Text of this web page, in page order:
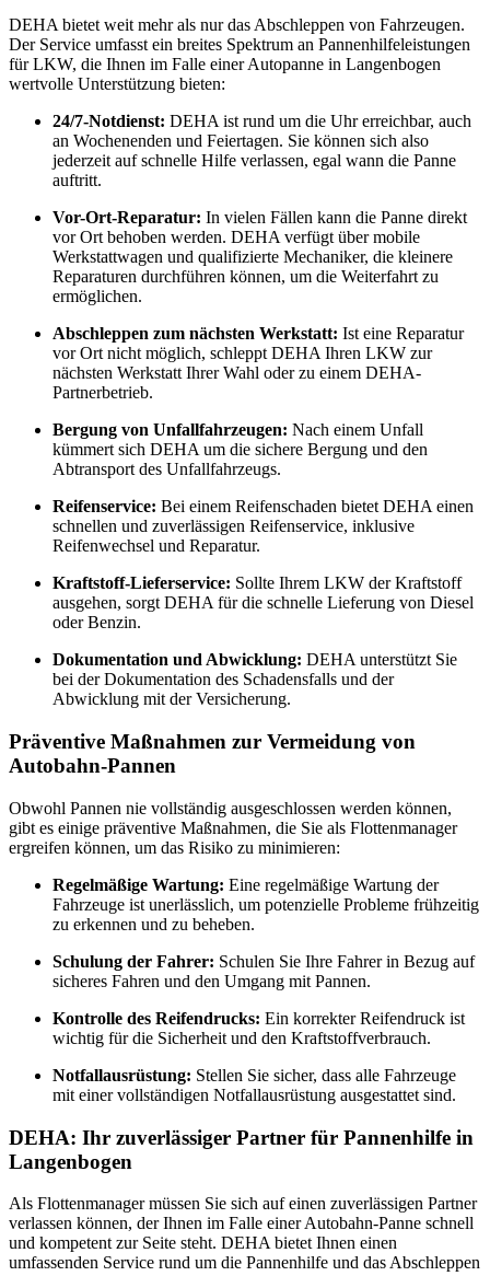
DEHA bietet weit mehr als nur das Abschleppen von Fahrzeugen.
Der Service umfasst ein breites Spektrum an Pannenhilfeleistungen
für LKW, die Ihnen im Falle einer Autopanne in Langenbogen
wertvolle Unterstützung bieten:
24/7-Notdienst: DEHA ist rund um die Uhr erreichbar, auch
an Wochenenden und Feiertagen. Sie können sich also
jederzeit auf schnelle Hilfe verlassen, egal wann die Panne
auftritt.
Vor-Ort-Reparatur: In vielen Fällen kann die Panne direkt
vor Ort behoben werden. DEHA verfügt über mobile
Werkstattwagen und qualifizierte Mechaniker, die kleinere
Reparaturen durchführen können, um die Weiterfahrt zu
ermöglichen.
Abschleppen zum nächsten Werkstatt: Ist eine Reparatur
vor Ort nicht möglich, schleppt DEHA Ihren LKW zur
nächsten Werkstatt Ihrer Wahl oder zu einem DEHA-
Partnerbetrieb.
Bergung von Unfallfahrzeugen: Nach einem Unfall
kümmert sich DEHA um die sichere Bergung und den
Abtransport des Unfallfahrzeugs.
Reifenservice: Bei einem Reifenschaden bietet DEHA einen
schnellen und zuverlässigen Reifenservice, inklusive
Reifenwechsel und Reparatur.
Kraftstoff-Lieferservice: Sollte Ihrem LKW der Kraftstoff
ausgehen, sorgt DEHA für die schnelle Lieferung von Diesel
oder Benzin.
Dokumentation und Abwicklung: DEHA unterstützt Sie
bei der Dokumentation des Schadensfalls und der
Abwicklung mit der Versicherung.
Präventive Maßnahmen zur Vermeidung von
Autobahn-Pannen
Obwohl Pannen nie vollständig ausgeschlossen werden können,
gibt es einige präventive Maßnahmen, die Sie als Flottenmanager
ergreifen können, um das Risiko zu minimieren:
Regelmäßige Wartung: Eine regelmäßige Wartung der
Fahrzeuge ist unerlässlich, um potenzielle Probleme frühzeitig
zu erkennen und zu beheben.
Schulung der Fahrer: Schulen Sie Ihre Fahrer in Bezug auf
sicheres Fahren und den Umgang mit Pannen.
Kontrolle des Reifendrucks: Ein korrekter Reifendruck ist
wichtig für die Sicherheit und den Kraftstoffverbrauch.
Notfallausrüstung: Stellen Sie sicher, dass alle Fahrzeuge
mit einer vollständigen Notfallausrüstung ausgestattet sind.
DEHA: Ihr zuverlässiger Partner für Pannenhilfe in
Langenbogen
Als Flottenmanager müssen Sie sich auf einen zuverlässigen Partner
verlassen können, der Ihnen im Falle einer Autobahn-Panne schnell
und kompetent zur Seite steht. DEHA bietet Ihnen einen
umfassenden Service rund um die Pannenhilfe und das Abschleppen